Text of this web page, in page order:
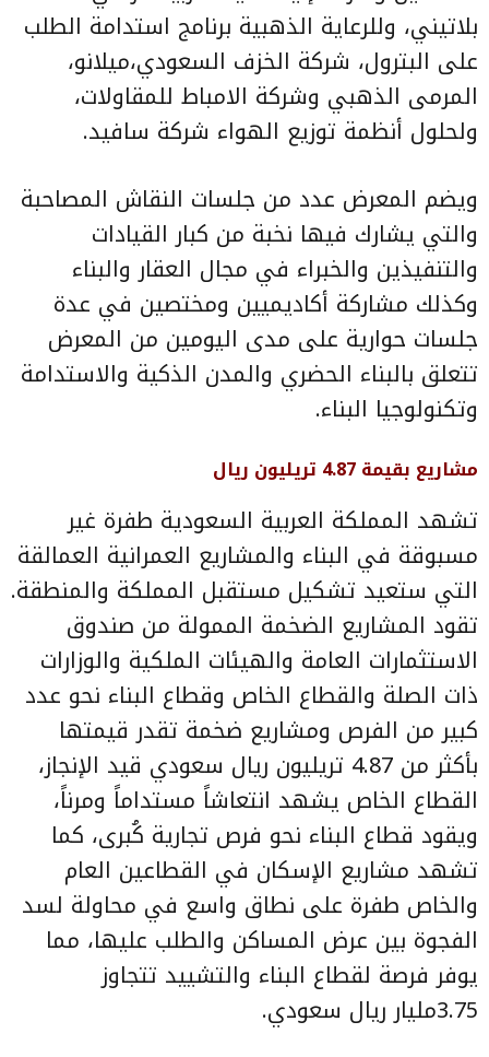
بلاتيني، وللرعاية الذهبية برنامج استدامة الطلب
على البترول، شركة الخزف السعودي،ميلانو،
المرمى الذهبي وشركة الامباط للمقاولات،
ولحلول أنظمة توزيع الهواء شركة سافيد.
ويضم المعرض عدد من جلسات النقاش المصاحبة
والتي يشارك فيها نخبة من كبار القيادات
والتنفيذين والخبراء في مجال العقار والبناء
وكذلك مشاركة أكاديميين ومختصين في عدة
جلسات حوارية على مدى اليومين من المعرض
تتعلق بالبناء الحضري والمدن الذكية والاستدامة
وتكنولوجيا البناء.
مشاريع بقيمة4.87 تريليون ريال
تشهد المملكة العربية السعودية طفرة غير
مسبوقة في البناء والمشاريع العمرانية العمالقة
التي ستعيد تشكيل مستقبل المملكة والمنطقة.
تقود المشاريع الضخمة الممولة من صندوق
الاستثمارات العامة والهيئات الملكية والوزارات
ذات الصلة والقطاع الخاص وقطاع البناء نحو عدد
كبير من الفرص ومشاريع ضخمة تقدر قيمتها
بأكثر من 4.87 تريليون ريال سعودي قيد الإنجاز،
القطاع الخاص يشهد انتعاشاً مستداماً ومرناً،
ويقود قطاع البناء نحو فرص تجارية كُبرى، كما
تشهد مشاريع الإسكان في القطاعين العام
والخاص طفرة على نطاق واسع في محاولة لسد
الفجوة بين عرض المساكن والطلب عليها، مما
يوفر فرصة لقطاع البناء والتشييد تتجاوز
3.75مليار ريال سعودي.